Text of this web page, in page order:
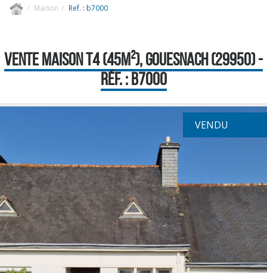
Maison Ref. : b7000
VENTE MAISON T4 (45M²), GOUESNACH (29950) -
RÉF. : B7000
VENDU